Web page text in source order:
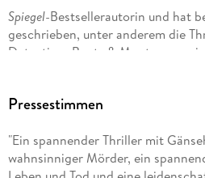
Spiegel-Bestsellerautorin und hat
geschrieben, unter anderem die
Detectives Bentz & Montoya
, New York Times-
USA Today-Bestsellerautorin Nancy
Bücher gemeinsam verfasst,
Pressestimmen
"Ein spannender Thriller mit
wahnsinniger Mörder, ein